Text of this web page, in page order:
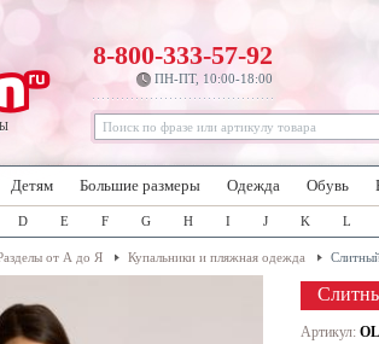
8-800-333-57-92
ПН-ПТ, 10:00-18:00
Детям Большие размеры Одежда Обувь
D E F G H I J K L
от А до Я Купальники и пляжная одежда
Артикул: